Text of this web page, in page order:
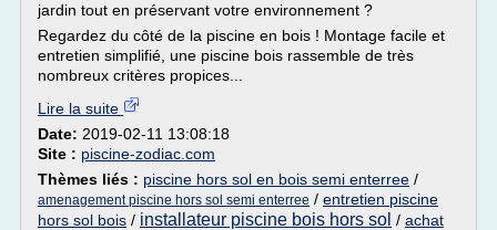
jardin tout en préservant votre environnement ?
Regardez du côté de la piscine en bois ! Montage facile et
entretien simplifié, une piscine bois rassemble de très
nombreux critères propices...
Lire la suite
Date: 2019-02-11 13:08:18
Site : piscine-zodiac.com
Thèmes liés : piscine hors sol en bois semi enterree /
amenagement piscine hors sol semi enterree / entretien piscine
hors sol bois / installateur piscine bois hors sol / achat